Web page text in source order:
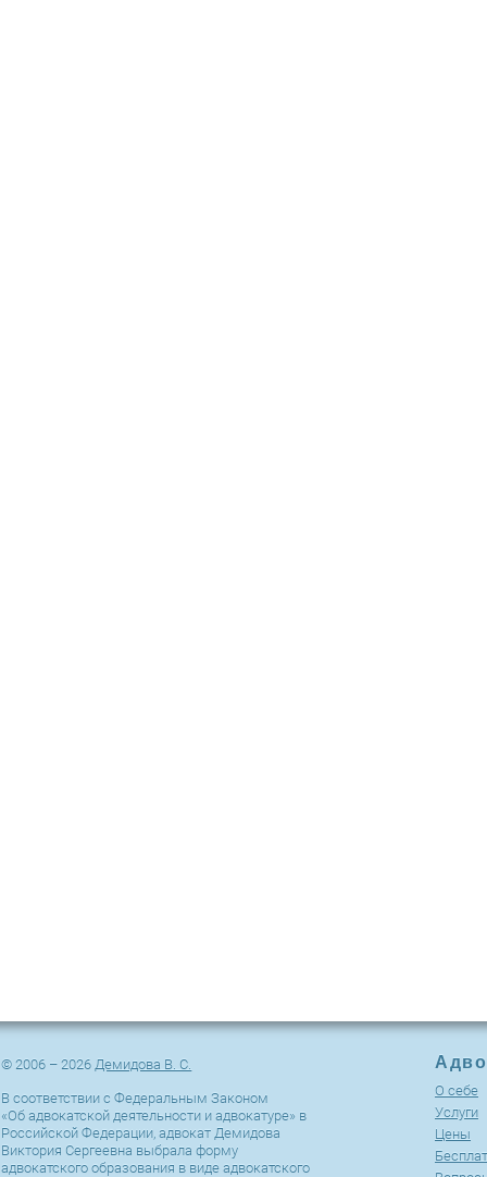
© 2006 – 2026Демидова В. С.
В соответствии с Федеральным Законом
«Об адвокатской деятельности и адвокатуре» в
Российской Федерации, адвокат Демидова
Виктория Сергеевна выбрала форму
адвокатского образования в виде адвокатского
О себе
Услуги
Цены